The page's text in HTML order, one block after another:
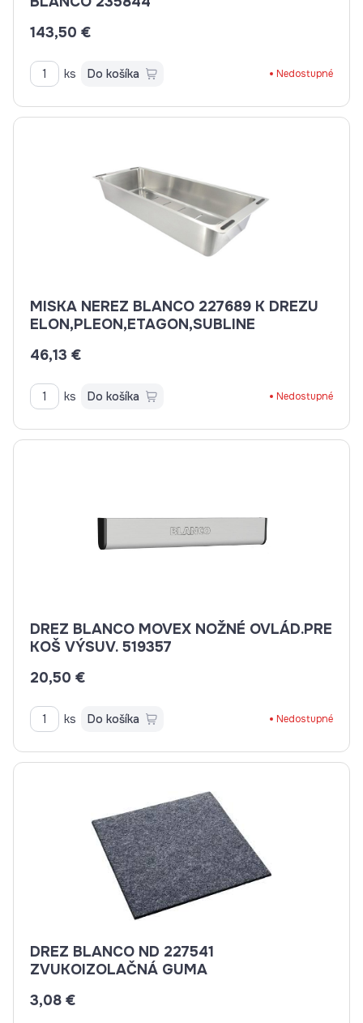
143,50 €
ks Do košíka Nedostupné
MISKA NEREZ BLANCO 227689 K DREZU
ELON,PLEON,ETAGON,SUBLINE
46,13 €
ks Do košíka Nedostupné
DREZ BLANCO MOVEX NOŽNÉ OVLÁD.PRE
KOŠ VÝSUV. 519357
20,50 €
ks Do košíka Nedostupné
DREZ BLANCO ND 227541
ZVUKOIZOLAČNÁ GUMA
3,08 €